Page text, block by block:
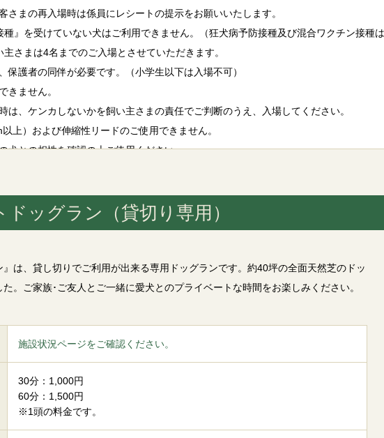
さまの再入場時は係員にレシートの提示をお願いいたします。
種』を受けていない犬はご利用できません。（狂犬病予防接種及び混合ワクチン接種は
さまは4名までのご入場とさせていただきます。
保護者の同伴が必要です。（小学生以下は入場不可）
きません。
は、ケンカしないかを飼い主さまの責任でご判断のうえ、入場してください。
上）および伸縮性リードのご使用できません。
犬との相性を確認の上ご使用ください。
て訓練された犬および極端に吠える犬は、入場を制限させていただく場合がございま
活動はご遠慮下さい。
するような行為、あるいは著しく他者に迷惑な行為・行動が見られる場合は退場して
は、飼い主さまが責任を持ってお持ち帰りください。
ティー）は犬用のものです。人間が使用しますと思わぬ事故につながりますのでおや
破損させた場合、または破損する行為を放置した場合、修理実費をご請求する場合が
場はできません。
ッグラン（貸切り専用）
』は、貸し切りでご利用が出来る専用ドッグランです。約40坪の全面天然芝のドッ
。ご家族･ご友人とご一緒に愛犬とのプライベートな時間をお楽しみください。
施設状況ページをご確認ください。
30分：1,000円
60分：1,500円
※1頭の料金です。